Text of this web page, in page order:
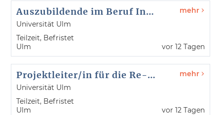
Auszubildende im Beruf Industriemechaniker/in Einsatzgebiet Feingerätebau (m/w/d) - Wissenschaftliche Werkstatt - Referenz-Nr. 26077
Universität Ulm
Teilzeit, Befristet
Ulm
mehr
vor 12 Tagen
Projektleiter/in für die Re-Systemakkreditierung (m/w/d) - Stabstelle Qualitätsentwicklung, Berichtswesen und Revision- Referenz-Nr. 26120
Universität Ulm
Teilzeit, Befristet
Ulm
mehr
vor 12 Tagen